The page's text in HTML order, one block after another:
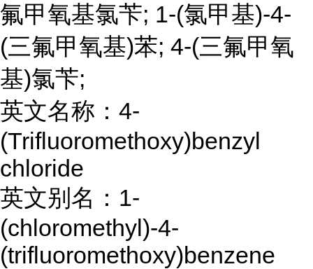
氟甲氧基氯苄; 1-(氯甲基)-4-
(三氟甲氧基)苯; 4-(三氟甲氧
基)氯苄;
英文名称：4-
(Trifluoromethoxy)benzyl
chloride
英文别名：1-
(chloromethyl)-4-
(trifluoromethoxy)benzene